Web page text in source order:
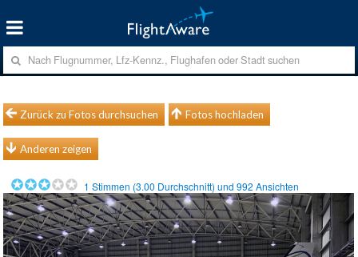
Zurück zu Fotos durchsuchen Fotos hochladen
Anderen zeigen
1 Stimmen (3.00 Durchschnitt) und992 Ansichten